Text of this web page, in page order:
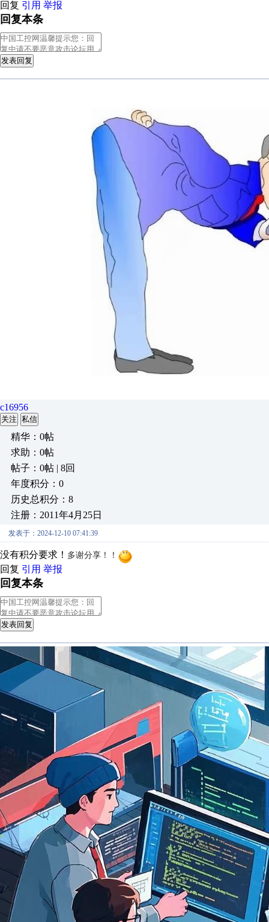
回复 引用 举报
回复本条
发表回复
c16956
关注 私信
精华：0帖
求助：0帖
帖子：0帖 | 8回
年度积分：0
历史总积分：8
注册：2011年4月25日
发表于：2024-12-10 07:41:39
没有积分要求！ 多谢分享！！
回复 引用 举报
回复本条
发表回复